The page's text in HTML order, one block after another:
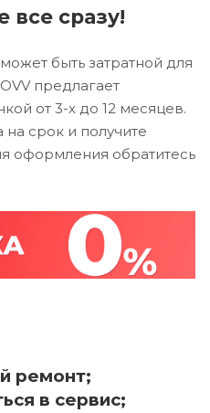
все сразу!
быть затратной для
предлагает
от 3-х до 12 месяцев.
срок и получите
оформления обратитесь
ремонт;
в сервис;